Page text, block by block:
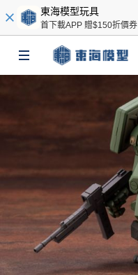
東海模型玩具
首下載APP 贈$150折價券